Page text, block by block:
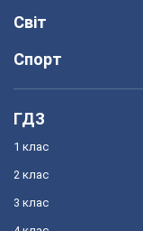
Світ
Спорт
ГДЗ
1 клас
2 клас
3 клас